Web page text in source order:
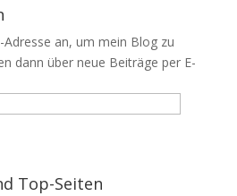
Adresse an, um mein Blog zu
dann über neue Beiträge per E-
Top-Seiten